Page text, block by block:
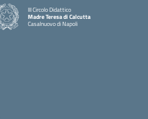
III Circolo Didattico
Madre Teresa di Calcutta
Casalnuovo di Napoli
— Visita la pagina iniziale della scuola